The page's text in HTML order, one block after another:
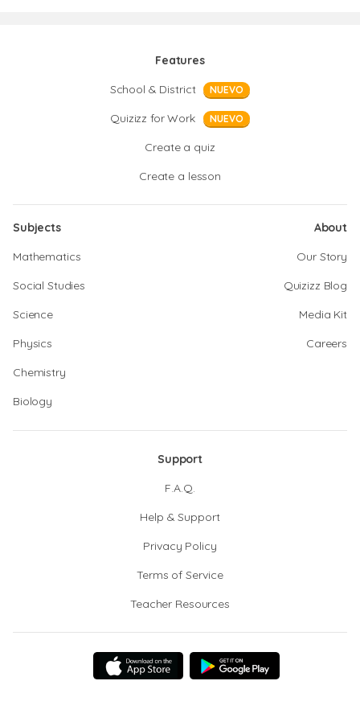
Features
School & District
NUEVO
Quizizz for Work NUEVO
Create a quiz
Create a lesson
Subjects
Mathematics
Social Studies
Science
Physics
Chemistry
Biology
About
Our Story
Quizizz Blog
Media Kit
Careers
Support
F.A.Q.
Help & Support
Privacy Policy
Terms of Service
Teacher Resources